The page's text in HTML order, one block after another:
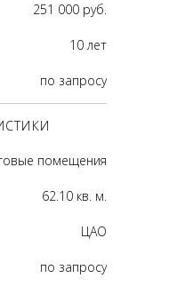
251 000 руб.
10 лет
по запросу
помещения
62.10 кв. м.
ЦАО
по запросу